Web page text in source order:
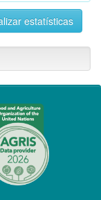
estatísticas